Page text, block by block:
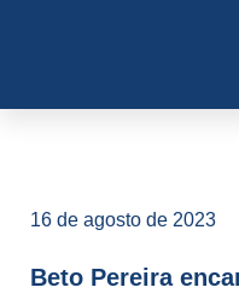
16 de agosto de 2023
Beto Pereira